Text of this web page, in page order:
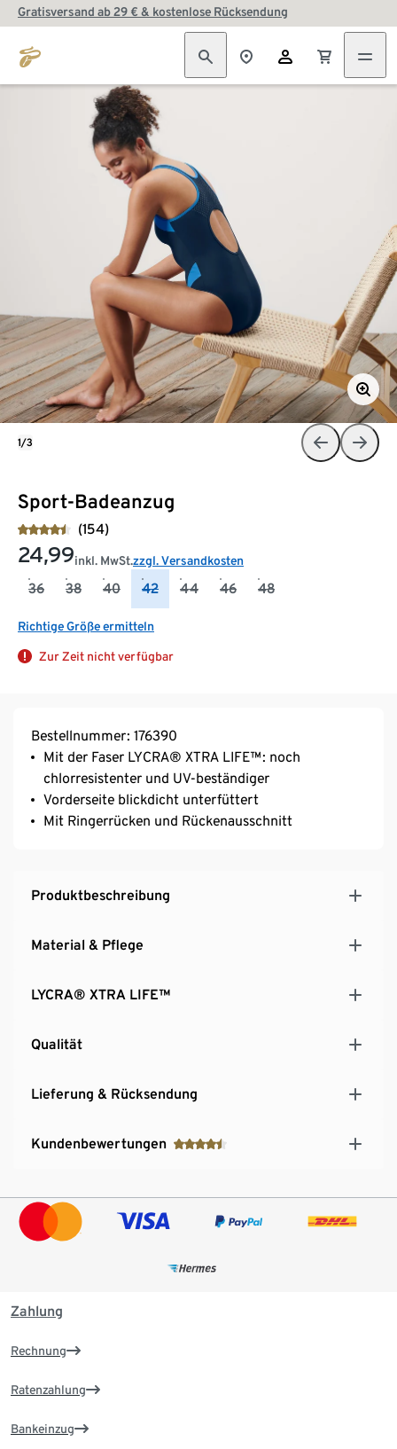
Gratisversand ab 29 € & kostenlose Rücksendung
Sport-Badeanzug
(154)
24,99inkl. MwSt.zzgl. Versandkosten
36 38 40 42 44 46 48
Richtige Größe ermitteln
Zur Zeit nicht verfügbar
1/3
Bestellnummer: 176390
Mit der Faser LYCRA® XTRA LIFE™: noch
chlorresistenter und UV-beständiger
Vorderseite blickdicht unterfüttert
Mit Ringerrücken und Rückenausschnitt
Produktbeschreibung
Material & Pflege
LYCRA® XTRA LIFE™
Qualität
Lieferung & Rücksendung
Kundenbewertungen
Zahlung
Rechnung
Ratenzahlung
Bankeinzug